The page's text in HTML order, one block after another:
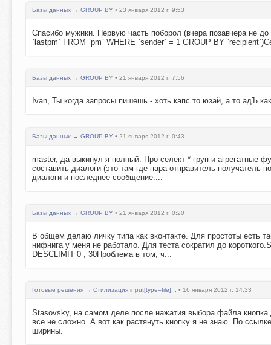
Базы данных → GROUP BY • 23 января 2012 г. 9:53
Спасибо мужики. Первую часть поборол (вчера позавчера не
`lastpm` FROM `pm` WHERE `sender` = 1 GROUP BY
Базы данных → GROUP BY • 21 января 2012 г. 7:56
Ivan, Ты когда запросы пишешь - хоть капс то юзай, а то адЪ
Базы данных → GROUP BY • 21 января 2012 г. 0:43
master, да выкинул я полный. Про селект * груп и агрегатные
составить диалоги (это там где пара отправитель-
диалоги и последнее сообщение....
Базы данных → GROUP BY • 21 января 2012 г. 0:20
В общем делаю личку типа как вконтакте. Для простоты есть
нифнига у меня не работало. Для теста сократил до
DESCLIMIT 0 , 30Проблема в том, ч...
Готовые решения → Стилизация input[type=file]... • 16 января 2012 г. 14:33
Stasovsky, на самом деле после нажатия выбора файла
все не сложно. А вот как растянуть кнопку я не знаю. По
ширины.